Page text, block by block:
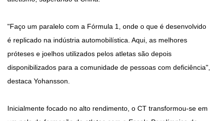
"Faço um paralelo com a Fórmula 1, onde o que é desenvolvido
é replicado na indústria automobilística. Aqui, as melhores
próteses e joelhos utilizados pelos atletas são depois
disponibilizados para a comunidade de pessoas com deficiência",
destaca Yohansson.
Inicialmente focado no alto rendimento, o CT transformou-se em